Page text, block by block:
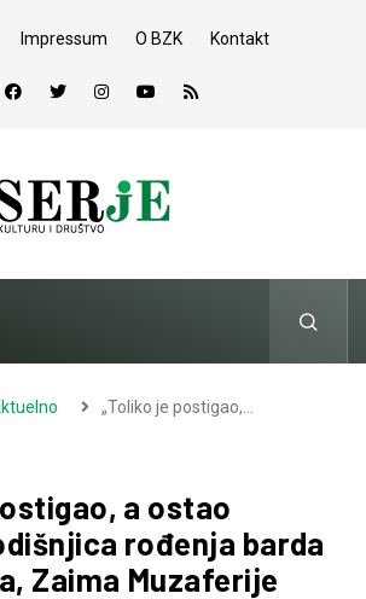
Impressum O BZK Kontakt
„Toliko je postigao,…
a ostao
rođenja barda
Zaima Muzaferije